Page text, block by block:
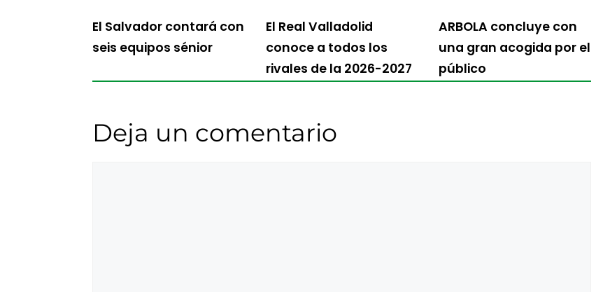
El Salvador contará con
seis equipos sénior
El Real Valladolid
conoce a todos los
rivales de la 2026-2027
ARBOLA concluye con
una gran acogida por el
público
Deja un comentario